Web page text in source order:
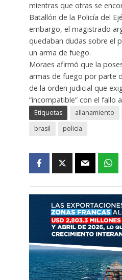
mientras que otras se
Batallón de la Policía del
embargo, el magistrado
quedaban dudas sobre el
un arma de fuego.
Moraes afirmó que la
armas de fuego por parte
de la orden judicial que
“incompatible” con el fallo
Etiquetas allanamiento
brasil
policia